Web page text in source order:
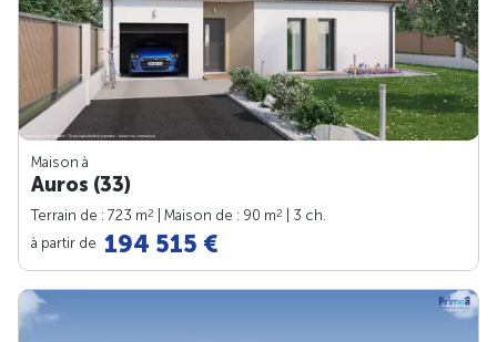
Maison à
Auros (33)
Terrain de : 723 m2 | Maison de : 90 m2
| 3 ch.
à partir de 194 515 €